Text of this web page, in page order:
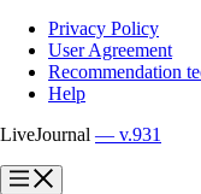
Privacy Policy
User Agreement
Recommendation
Help
LiveJournal — v.931
?
?